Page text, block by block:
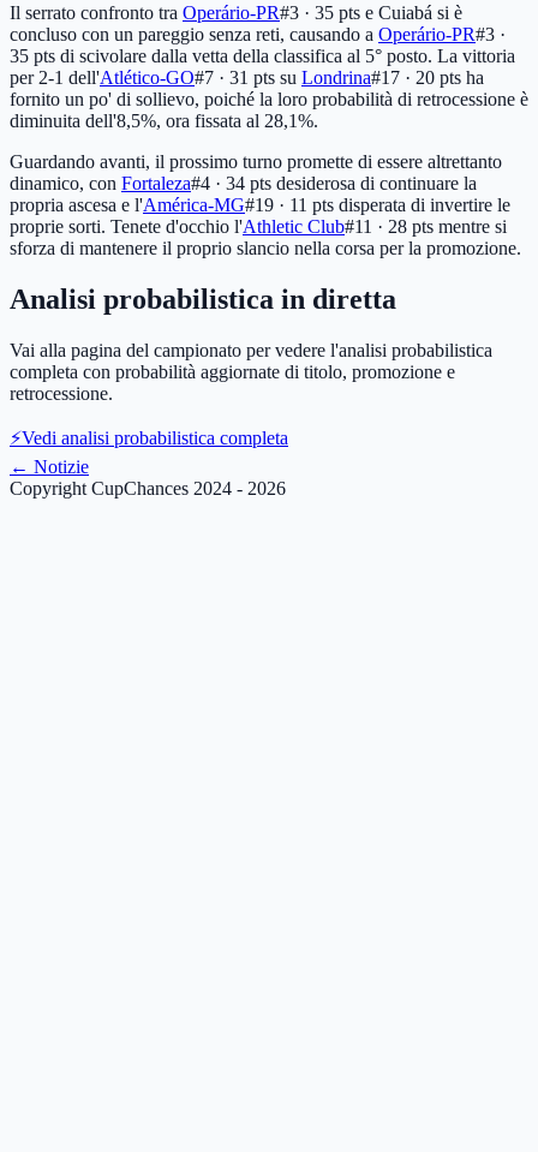
Il serrato confronto tra Operário-PR#3 · 35 pts e Cuiabá si è
concluso con un pareggio senza reti, causando a Operário-PR#3 ·
35 pts di scivolare dalla vetta della classifica al 5° posto. La vittoria
per 2-1 dell'Atlético-GO#7 · 31 pts su Londrina#17 · 20 pts ha
fornito un po' di sollievo, poiché la loro probabilità di retrocessione è
diminuita dell'8,5%, ora fissata al 28,1%.
Guardando avanti, il prossimo turno promette di essere altrettanto
dinamico, con Fortaleza#4 · 34 pts desiderosa di continuare la
propria ascesa e l'América-MG#19 · 11 pts disperata di invertire le
proprie sorti. Tenete d'occhio l'Athletic Club#11 · 28 pts mentre si
sforza di mantenere il proprio slancio nella corsa per la promozione.
Analisi probabilistica in diretta
Vai alla pagina del campionato per vedere l'analisi probabilistica
completa con probabilità aggiornate di titolo, promozione e
retrocessione.
⚡Vedi analisi probabilistica completa
← Notizie
Copyright CupChances 2024 - 2026